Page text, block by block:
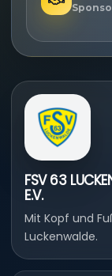
FSV 63
E.V.
Mit Kopf und
Luckenwalde.